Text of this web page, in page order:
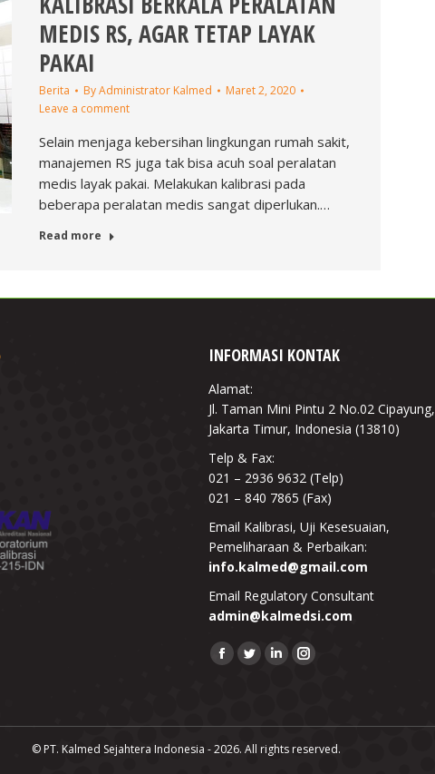
MEDIS RS, AGAR TETAP LAYAK
PAKAI
Berita ByAdministrator Kalmed
Maret 2, 2020
Leave a comment
Selain menjaga kebersihan lingkungan rumah sakit,
manajemen RS juga tak bisa acuh soal peralatan
medis layak pakai. Melakukan kalibrasi pada
beberapa peralatan medis sangat diperlukan.…
Read more
INFORMASI KONTAK
Alamat:
Jl. Taman Mini Pintu 2 No.02 Cipayung,
Jakarta Timur, Indonesia (13810)
Telp & Fax:
021 – 2936 9632 (Telp)
021 – 840 7865 (Fax)
Email Kalibrasi, Uji Kesesuaian,
Pemeliharaan & Perbaikan:
info.kalmed@gmail.com
Email Regulatory Consultant
admin@kalmedsi.com
Find us on:
Facebook
TwitterLinkedinInstagram
© PT. Kalmed Sejahtera Indonesia - 2026. All rights reserved.